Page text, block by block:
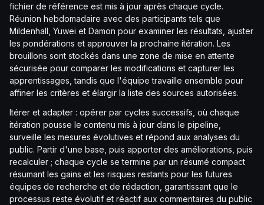
fichier de référence est mis à jour après chaque cycle.
Réunion hebdomadaire avec des participants tels que
Mildenhall, Yuwei et Damon pour examiner les résultats, ajuster
les pondérations et approuver la prochaine itération. Les
brouillons sont stockés dans une zone de mise en attente
sécurisée pour comparer les modifications et capturer les
apprentissages, tandis que l'équipe travaille ensemble pour
affiner les critères et élargir la liste des sources autorisées.
Itérer et adapter : opérer par cycles successifs, où chaque
itération pousse le contenu mis à jour dans le pipeline,
surveille les mesures évolutives et répond aux analyses du
public. Partir d'une base, puis apporter des améliorations, puis
recalculer ; chaque cycle se termine par un résumé compact
résumant les gains et les risques restants pour les futures
équipes de recherche et de rédaction, garantissant que le
processus reste évolutif et réactif aux commentaires du public